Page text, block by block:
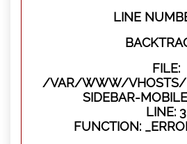
LINE
FILE:
/VAR/WWW/VHOSTS/
SIDEBAR-
LINE: 3
FUNCTION: